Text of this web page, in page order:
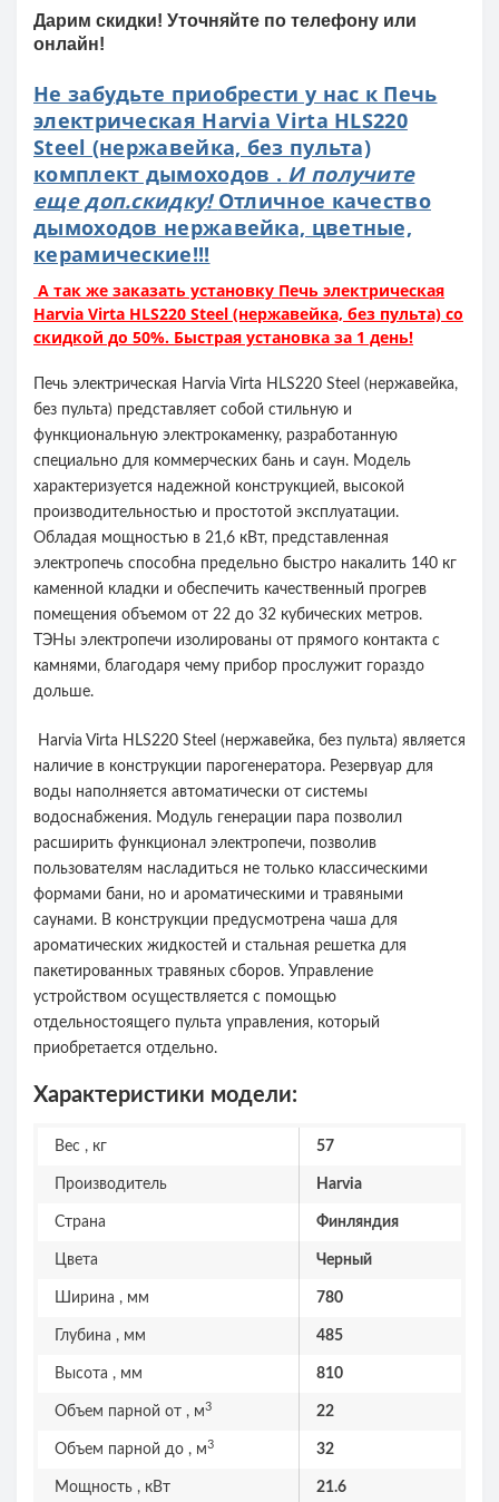
Дарим скидки! Уточняйте по телефону или
онлайн!
Не забудьте приобрести у нас к Печь
электрическая Harvia Virta HLS220
Steel (нержавейка, без пульта)
комплект дымоходов . И получите
еще доп.скидку!Отличное качество
дымоходов нержавейка, цветные,
керамические!!!
А так же заказать установку Печь электрическая
Harvia Virta HLS220 Steel (нержавейка, без пульта) со
скидкой до 50%. Быстрая установка за 1 день!
Печь электрическая Harvia Virta HLS220 Steel (нержавейка,
без пульта) представляет собой стильную и
функциональную электрокаменку, разработанную
специально для коммерческих бань и саун. Модель
характеризуется надежной конструкцией, высокой
производительностью и простотой эксплуатации.
Обладая мощностью в 21,6 кВт, представленная
электропечь способна предельно быстро накалить 140 кг
каменной кладки и обеспечить качественный прогрев
помещения объемом от 22 до 32 кубических метров.
ТЭНы электропечи изолированы от прямого контакта с
камнями, благодаря чему прибор прослужит гораздо
дольше.
Harvia Virta HLS220 Steel (нержавейка, без пульта) является
наличие в конструкции парогенератора. Резервуар для
воды наполняется автоматически от системы
водоснабжения. Модуль генерации пара позволил
расширить функционал электропечи, позволив
пользователям насладиться не только классическими
формами бани, но и ароматическими и травяными
саунами. В конструкции предусмотрена чаша для
ароматических жидкостей и стальная решетка для
пакетированных травяных сборов. Управление
устройством осуществляется с помощью
отдельностоящего пульта управления, который
приобретается отдельно.
Характеристики модели:
Вес , кг 57
Производитель Harvia
Страна Финляндия
Цвета Черный
Ширина , мм 780
Глубина , мм 485
Высота , мм 810
Объем парной от , м3 22
Объем парной до , м3 32
Мощность , кВт 21.6